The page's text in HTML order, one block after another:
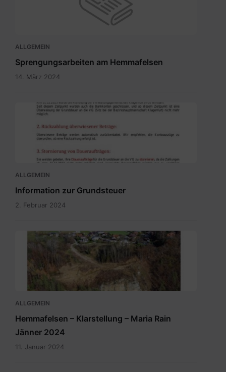
ALLGEMEIN
Sprengungsarbeiten am Hemmafelsen
14. März 2024
Grundsteuer
ALLGEMEIN
Information zur Grundsteuer
2. Februar 2024
ALLGEMEIN
Hemmafelsen – Klarstellung – Maria Rain
Jänner 2024
11. Januar 2024